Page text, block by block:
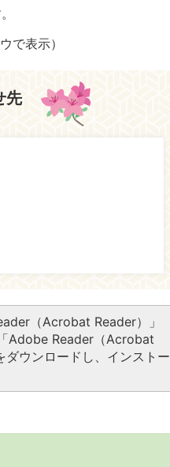
で表示）
先
（Acrobat Reader）」
Adobe Reader（Acrobat
ウンロードし、インストー